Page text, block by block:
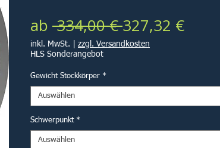
ab 334,00 € Standardpreis
327,32 €Sale-
inkl. MwSt.
zzgl. Versandkosten
HLS Sonderangebot
Gewicht Stockkörper *
Auswählen
Schwerpunkt *
Auswählen